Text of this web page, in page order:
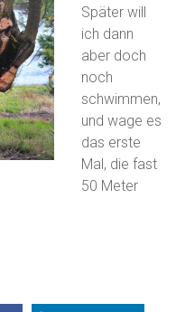
Später will
ich dann
aber doch
noch
schwimmen,
und wage es
das erste
Mal, die fast
50 Meter